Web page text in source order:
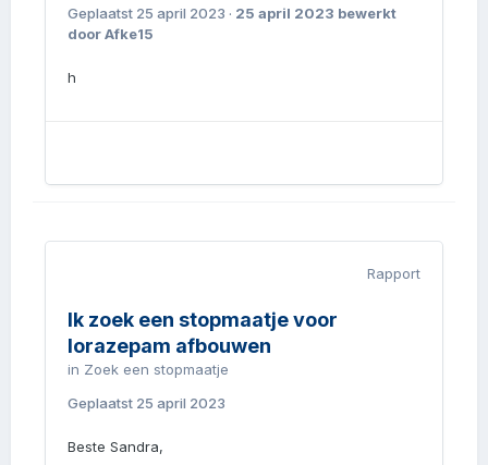
Geplaatst 25 april 2023 · 25 april 2023 bewerkt
door Afke15
h
Rapport
Ik zoek een stopmaatje voor
lorazepam afbouwen
in Zoek een stopmaatje
Geplaatst 25 april 2023
Beste Sandra,